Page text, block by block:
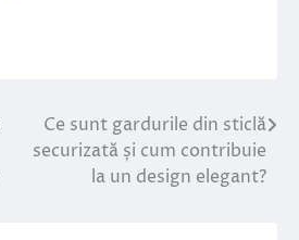
Ce sunt gardurile din sticlă
securizată și cum contribuie
la un design elegant?